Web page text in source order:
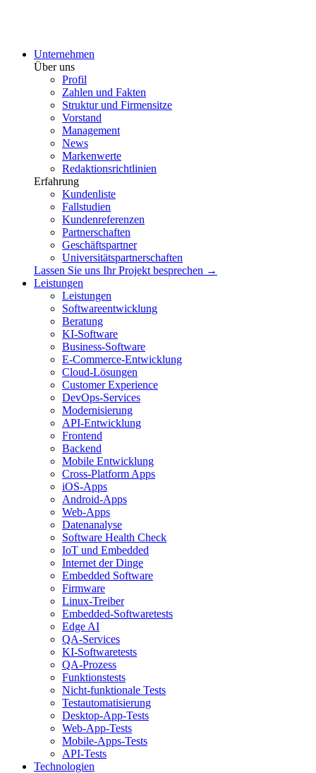
Unternehmen
Über uns
Profil
Zahlen und Fakten
Struktur und Firmensitze
Vorstand
Management
News
Markenwerte
Redaktionsrichtlinien
Erfahrung
Kundenliste
Fallstudien
Kundenreferenzen
Partnerschaften
Geschäftspartner
Universitätspartnerschaften
Lassen Sie uns Ihr Projekt besprechen →
Leistungen
Leistungen
Softwareentwicklung
Beratung
KI-Software
Business-Software
E-Commerce-Entwicklung
Cloud-Lösungen
Customer Experience
DevOps-Services
Modernisierung
API-Entwicklung
Frontend
Backend
Mobile Entwicklung
Cross-Platform Apps
iOS-Apps
Android-Apps
Web-Apps
Datenanalyse
Software Health Check
IoT und Embedded
Internet der Dinge
Embedded Software
Firmware
Linux-Treiber
Embedded-Softwaretests
Edge AI
QA-Services
KI-Softwaretests
QA-Prozess
Funktionstests
Nicht-funktionale Tests
Testautomatisierung
Desktop-App-Tests
Web-App-Tests
Mobile-Apps-Tests
API-Tests
Technologien